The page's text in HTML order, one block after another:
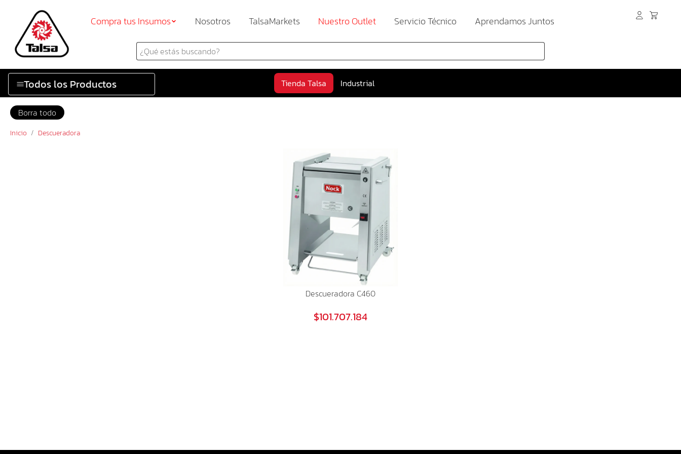
Compra tus Insumos Nosotros TalsaMarkets Nuestro Outlet Servicio Técnico Aprendamos Juntos
Todos los Productos Tienda Talsa Industrial
Borra todo
Inicio / Descueradora
Descueradora C460
$101.707.184